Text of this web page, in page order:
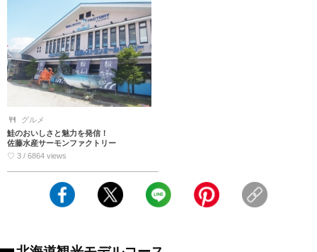
グルメ
鮭のおいしさと魅力を発信！
佐藤水産サーモンファクトリー
♡ 3 / 6864 views